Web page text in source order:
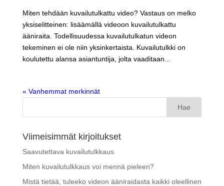
Miten tehdään kuvailutulkattu video? Vastaus on melko
yksiselitteinen: lisäämällä videoon kuvailutulkattu
ääniraita. Todellisuudessa kuvailutulkatun videon
tekeminen ei ole niin yksinkertaista. Kuvailutulkki on
koulutettu alansa asiantuntija, jolta vaaditaan...
« Vanhemmat merkinnät
Haku:
Viimeisimmät kirjoitukset
Saavutettava kuvailutulkkaus
Miten kuvailutulkkaus voi mennä pieleen?
Mistä tietää, tuleeko videon ääniraidasta kaikki oleellinen